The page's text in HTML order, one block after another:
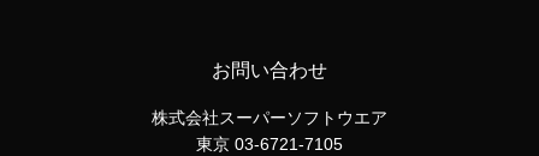
お問い合わせ
株式会社スーパーソフトウエア
東京 03-6721-7105